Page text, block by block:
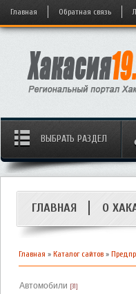
Главная Обратная связь
ВЫБРАТЬ РАЗДЕЛ
ГЛАВНАЯ О
Главная » Каталог сайтов »
Автомобили [31]